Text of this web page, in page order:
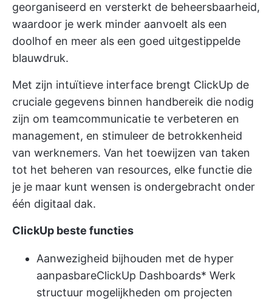
georganiseerd en versterkt de beheersbaarheid,
waardoor je werk minder aanvoelt als een
doolhof en meer als een goed uitgestippelde
blauwdruk.
Met zijn intuïtieve interface brengt ClickUp de
cruciale gegevens binnen handbereik die nodig
zijn om teamcommunicatie te verbeteren en
management, en stimuleer de betrokkenheid
van werknemers. Van het toewijzen van taken
tot het beheren van resources, elke functie die
je je maar kunt wensen is ondergebracht onder
één digitaal dak.
ClickUp beste functies
Aanwezigheid bijhouden met de hyper
aanpasbareClickUp Dashboards* Werk
structuur mogelijkheden om projecten